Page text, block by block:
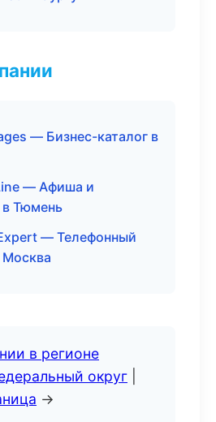
— Бизнес-каталог в
— Афиша и
Тюмень
— Телефонный
Москва
в регионе
округ
→